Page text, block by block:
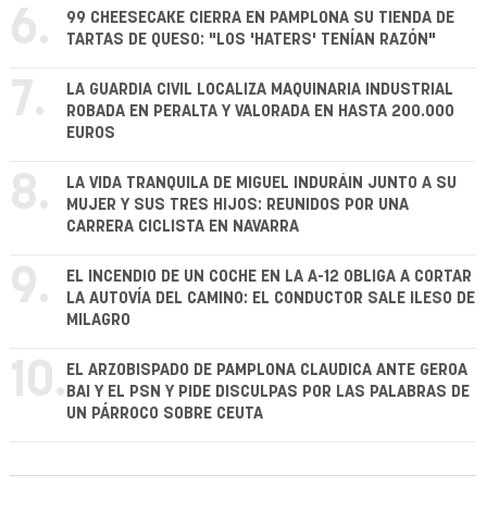
6.
99 CHEESECAKE CIERRA EN PAMPLONA SU TIENDA DE
TARTAS DE QUESO: "LOS 'HATERS' TENÍAN RAZÓN"
7.
LA GUARDIA CIVIL LOCALIZA MAQUINARIA INDUSTRIAL
ROBADA EN PERALTA Y VALORADA EN HASTA 200.000
EUROS
8.
LA VIDA TRANQUILA DE MIGUEL INDURÁIN JUNTO A SU
MUJER Y SUS TRES HIJOS: REUNIDOS POR UNA
CARRERA CICLISTA EN NAVARRA
9.
EL INCENDIO DE UN COCHE EN LA A-12 OBLIGA A CORTAR
LA AUTOVÍA DEL CAMINO: EL CONDUCTOR SALE ILESO DE
MILAGRO
10. EL ARZOBISPADO DE PAMPLONA CLAUDICA ANTE GEROA
BAI Y EL PSN Y PIDE DISCULPAS POR LAS PALABRAS DE
UN PÁRROCO SOBRE CEUTA